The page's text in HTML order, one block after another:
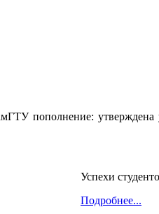
пополнение:
Успехи
Подробнее...